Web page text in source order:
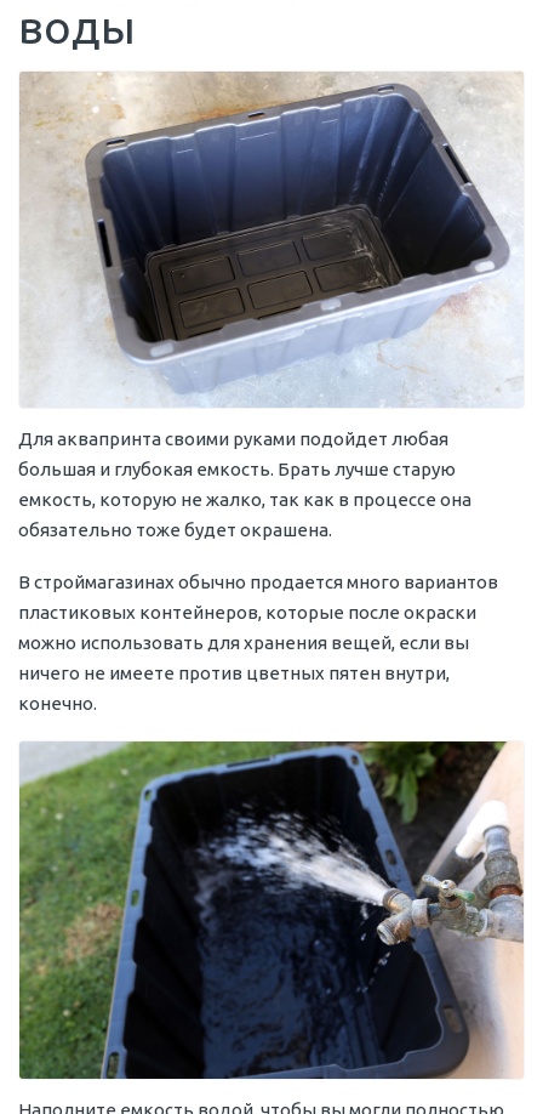
воды
Для аквапринта своими руками подойдет любая
большая и глубокая емкость. Брать лучше старую
емкость, которую не жалко, так как в процессе она
обязательно тоже будет окрашена.
В строймагазинах обычно продается много вариантов
пластиковых контейнеров, которые после окраски
можно использовать для хранения вещей, если вы
ничего не имеете против цветных пятен внутри,
конечно.